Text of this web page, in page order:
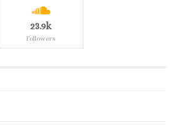
23.9k
Followers